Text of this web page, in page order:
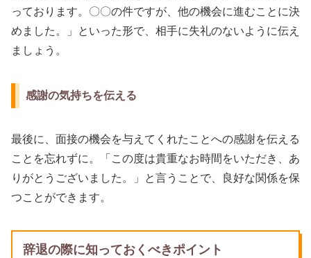
っております。〇〇の件ですが、他の機会に進むことに決
めました。」といった形で、相手に失礼のないように伝え
ましょう。
感謝の気持ちを伝える
最後に、面接の機会を与えてくれたことへの感謝を伝える
ことを忘れずに。「この度は貴重なお時間をいただき、あ
りがとうございました。」と言うことで、良好な関係を保
つことができます。
辞退の際に知っておくべきポイント